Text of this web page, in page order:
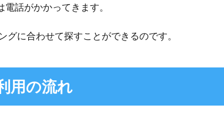
話がかかってきます。
に合わせて探すことができるのです。
用の流れ